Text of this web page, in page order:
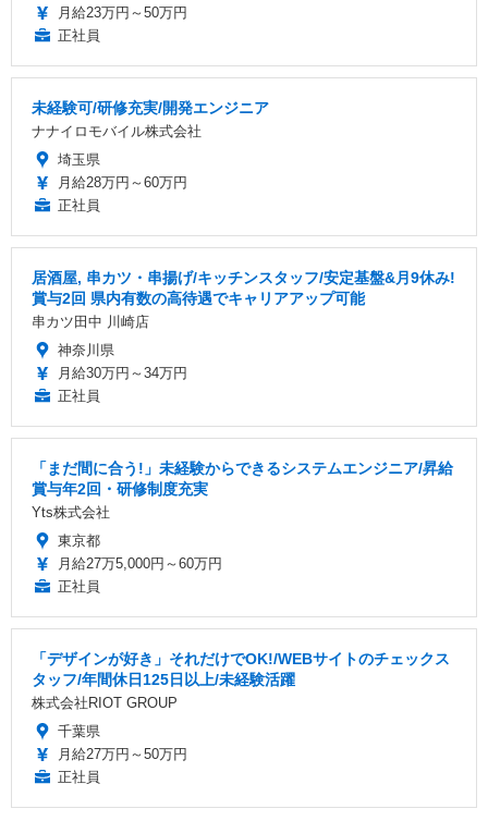
月給23万円～50万円
正社員
未経験可/研修充実/開発エンジニア
ナナイロモバイル株式会社
埼玉県
月給28万円～60万円
正社員
居酒屋, 串カツ・串揚げ/キッチンスタッフ/安定基盤&月9休み!
賞与2回 県内有数の高待遇でキャリアアップ可能
串カツ田中 川崎店
神奈川県
月給30万円～34万円
正社員
「まだ間に合う!」未経験からできるシステムエンジニア/昇給
賞与年2回・研修制度充実
Yts株式会社
東京都
月給27万5,000円～60万円
正社員
「デザインが好き」それだけでOK!/WEBサイトのチェックス
タッフ/年間休日125日以上/未経験活躍
株式会社RIOT GROUP
千葉県
月給27万円～50万円
正社員